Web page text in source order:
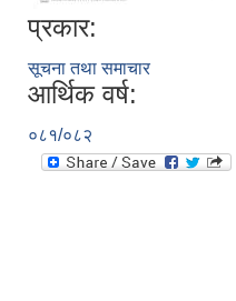
प्रकार:
सूचना तथा समाचार
आर्थिक वर्ष:
०८१/०८२